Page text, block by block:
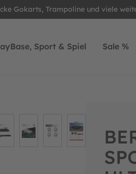
Gokarts, Trampoline und viele
Sport & Spiel Sale %